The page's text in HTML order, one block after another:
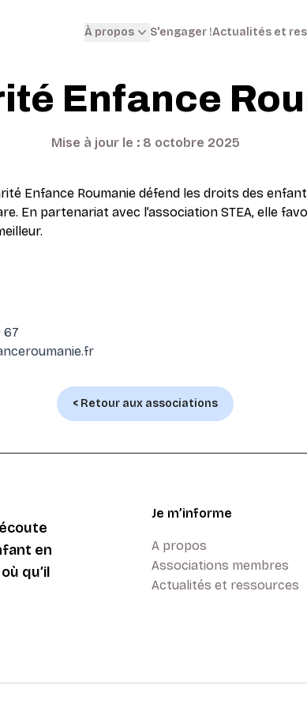
À propos S'engager !Actualités et
Enfance
Mise à jour le : 8 octobre 2025
Enfance Roumanie défend les droits des
En partenariat avec l’association STEA, elle
67
< Retour aux associations
en
qu’il
Je m’informe
A propos
Associations membres
Actualités et ressources